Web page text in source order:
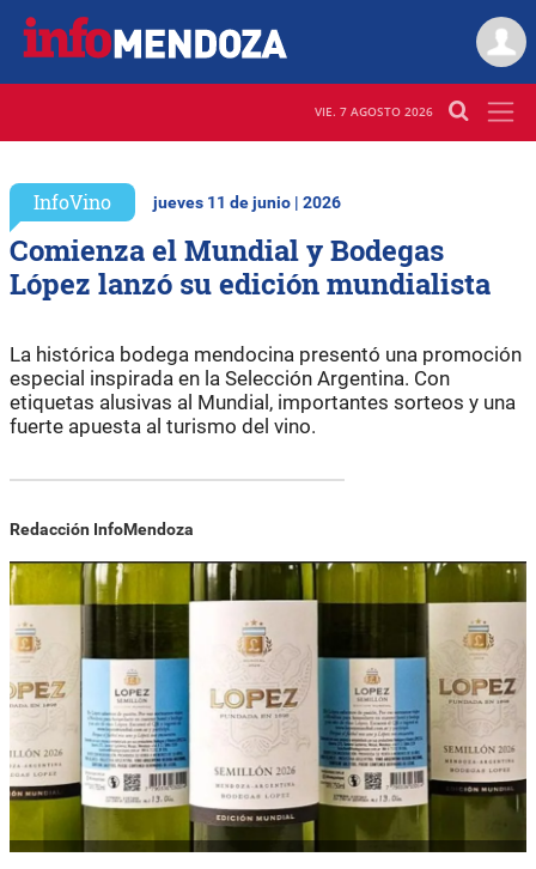
VIE. 7 AGOSTO 2026
InfoVino jueves 11 de junio | 2026
Comienza el Mundial y Bodegas
López lanzó su edición mundialista
La histórica bodega mendocina presentó una promoción
especial inspirada en la Selección Argentina. Con
etiquetas alusivas al Mundial, importantes sorteos y una
fuerte apuesta al turismo del vino.
Redacción InfoMendoza